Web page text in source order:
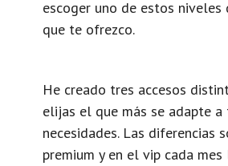
escoger uno de estos niveles
que te ofrezco.
He creado tres accesos
elijas el que más se adapte a
necesidades. Las diferencias
premium y en el vip cada